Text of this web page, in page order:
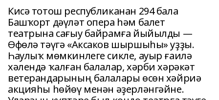
Кисә тотош республиканан 294 бала
Башҡорт дәүләт опера һәм балет
театрына сағыу байрамға йыйылды —
Өфөлә тәүгә «Аксаков шыршыһы» уҙҙы.
Һаулыҡ мөмкинлеге сикле, ауыр ғаилә
хәлендә ҡалған балалар, хәрби хәрәкәт
ветерандарының балалары өсөн хәйриә
акцияһы һөйөү менән әҙерләнгәйне.